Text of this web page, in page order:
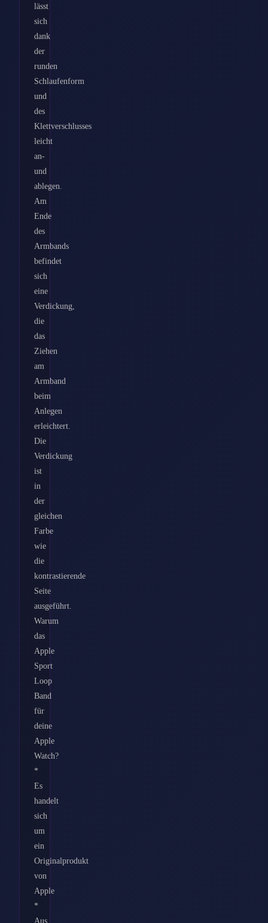
lässt
sich
dank
der
runden
Schlaufenform
und
des
Klettverschlusses
leicht
an-
und
ablegen.
Am
Ende
des
Armbands
befindet
sich
eine
Verdickung,
die
das
Ziehen
am
Armband
beim
Anlegen
erleichtert.
Die
Verdickung
ist
in
der
gleichen
Farbe
wie
die
kontrastierende
Seite
ausgeführt.
Warum
das
Apple
Sport
Loop
Band
für
deine
Apple
Watch?
*
Es
handelt
sich
um
ein
Originalprodukt
von
Apple
*
Aus